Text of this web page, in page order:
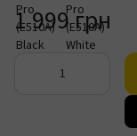
1 999 грн